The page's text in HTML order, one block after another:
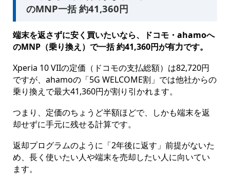
のMNP一括 約41,360円
端末を返さずに安く買いたいなら、ドコモ・ahamoへ
のMNP（乗り換え）で一括 約41,360円が有力です。
Xperia 10 VIIの定価（ドコモの支払総額）は82,720円
ですが、ahamoの「5G WELCOME割」では他社からの
乗り換えで最大41,360円が割り引かれます。
つまり、定価のちょうど半額ほどで、しかも端末を返
却せずに手元に残せる計算です。
返却プログラムのように「2年後に返す」前提がないた
め、長く使いたい人や端末を売却したい人に向いてい
ます。